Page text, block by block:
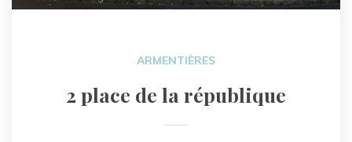
ARMENTIÈRES
2 place de la république